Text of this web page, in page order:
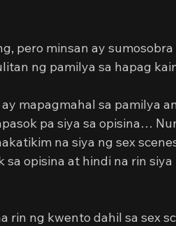
pero minsan ay
ng pamilya sa hapag
mapagmahal sa pamilya
pa siya sa opisina…
na siya ng sex
sa opisina at hindi na rin
rin ng kwento dahil sa sex